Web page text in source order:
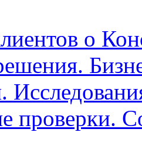
о
проверки.